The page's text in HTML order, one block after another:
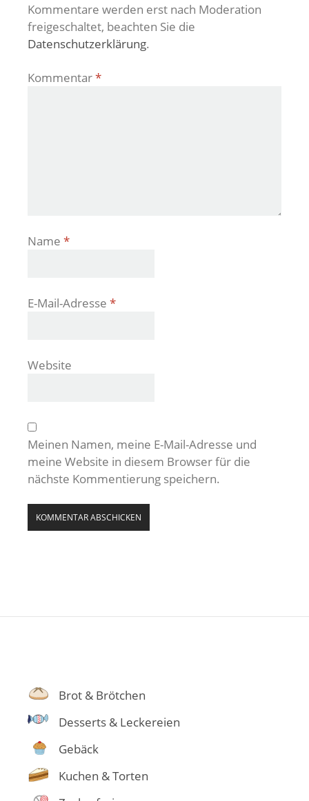
Kommentare werden erst nach Moderation
freigeschaltet, beachten Sie die
Datenschutzerklärung.
Kommentar*
Name *
E-Mail-Adresse *
Website
Meinen Namen, meine E-Mail-Adresse und
meine Website in diesem Browser für die
nächste Kommentierung speichern.
Brot & Brötchen
Desserts & Leckereien
Gebäck
Kuchen & Torten